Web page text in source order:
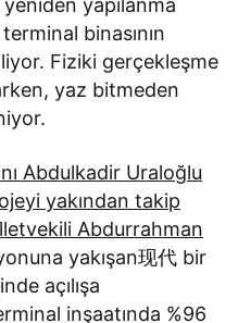
yapılanma
binasının
Fiziki gerçekleşme
yaz bitmeden
Abdulkadir Uraloğlu
yakından takip
Abdurrahman
yakışan现代 bir
açılışa
inşaatında %96